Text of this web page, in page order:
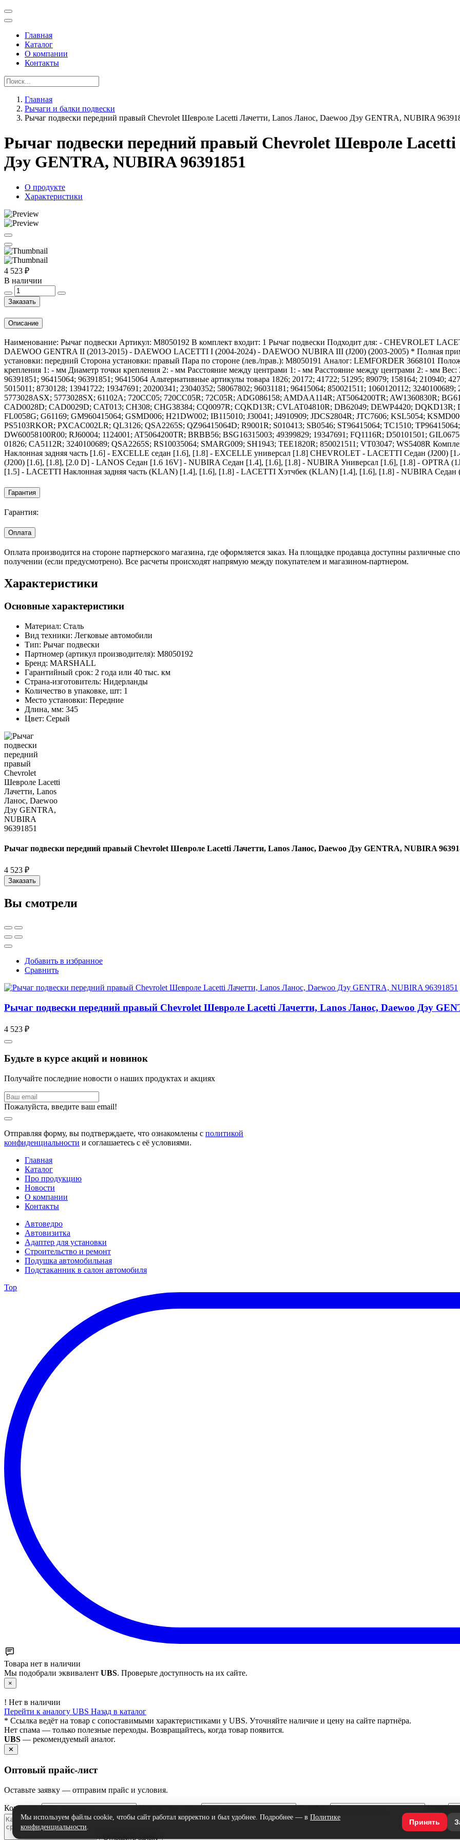
Главная
Каталог
О компании
Контакты
Главная
Рычаги и балки подвески
Рычаг подвески передний правый Chevrolet Шевроле Lacetti Лачетти, Lanos Ланос, Daewoo Дэу GENTRA, NUBIRA
Рычаг подвески передний правый Chevrolet Шевроле Lacetti
Дэу GENTRA, NUBIRA 96391851
О продукте
Характеристики
4 523 ₽
В наличии
Заказать
Описание
Наименование: Рычаг подвески Артикул: M8050192 В комплект входит: 1 Рычаг подвески Подходит для: - CHEVROLET
DAEWOO GENTRA II (2013-2015) - DAEWOO LACETTI I (2004-2024) - DAEWOO NUBIRA III (J200) (2003-2005) * Полная
установки: передний Сторона установки: правый Пара по стороне (лев./прав.): M8050191 Аналог: LEMFORDER 3668101
крепления 1: - мм Диаметр точки крепления 2: - мм Расстояние между центрами 1: - мм Расстояние между центрами 2: - мм
96391851; 96415064; 96391851; 96415064 Альтернативные артикулы товара 1826; 20172; 41722; 51295; 89079; 158164; 210940;
5015011; 8730128; 13941722; 19347691; 20200341; 23040352; 58067802; 96031181; 96415064; 850021511; 1060120112;
5773028ASX; 5773028SX; 61102A; 720CC05; 720CC05R; 72C05R; ADG086158; AMDAA114R; AT5064200TR; AW1360830R;
CAD0028D; CAD0029D; CAT013; CH308; CHG38384; CQ0097R; CQKD13R; CVLAT04810R; DB62049; DEWP4420; DQKD13R;
FL0058G; G61169; GM960415064; GSMD006; H21DW002; IB115010; J30041; J4910909; JDCS2804R; JTC7606; KSL5054;
PS5103RKOR; PXCAC002LR; QL3126; QSA2265S; QZ96415064D; R9001R; S010413; SB0546; ST96415064; TC1510;
DW60058100R00; RJ60004; 1124001; AT5064200TR; BRBB56; BSG16315003; 49399829; 19347691; FQ1116R; D50101501;
01826; CA5112R; 3240100689; QSA2265S; RS10035064; SMARG009; SH1943; TEE1820R; 850021511; VT03047; WS5408R
Наклонная задняя часть [1.6] - EXCELLE седан [1.6], [1.8] - EXCELLE универсал [1.8] CHEVROLET - LACETTI Седан (J200)
(J200) [1.6], [1.8], [2.0 D] - LANOS Седан [1.6 16V] - NUBIRA Седан [1.4], [1.6], [1.8] - NUBIRA Универсал [1.6], [1.8] - OPTRA
[1.5] - LACETTI Наклонная задняя часть (KLAN) [1.4], [1.6], [1.8] - LACETTI Хэтчбек (KLAN) [1.4], [1.6], [1.8] - NUBIRA Седан
Гарантия
Гарантия:
Оплата
Оплата производится на стороне партнерского магазина, где оформляется заказ. На площадке продавца доступны различные
получении (если предусмотрено). Все расчеты происходят напрямую между покупателем и магазином-партнером.
Характеристики
Основные характеристики
Материал: Сталь
Вид техники: Легковые автомобили
Тип: Рычаг подвески
Партномер (артикул производителя): M8050192
Бренд: MARSHALL
Гарантийный срок: 2 года или 40 тыс. км
Страна-изготовитель: Нидерланды
Количество в упаковке, шт: 1
Место установки: Передние
Длина, мм: 345
Цвет: Серый
Рычаг подвески передний правый Chevrolet Шевроле Lacetti Лачетти, Lanos Ланос, Daewoo Дэу GENTRA, NUBIRA
4 523 ₽
Заказать
Вы смотрели
Добавить в избранное
Сравнить
Рычаг подвески передний правый Chevrolet Шевроле Lacetti Лачетти, Lanos Ланос, Daewoo Дэу
4 523 ₽
Будьте в курсе акций и новинок
Получайте последние новости о наших продуктах и акциях
Пожалуйста, введите ваш email!
Отправляя форму, вы подтверждаете, что ознакомлены с политикой
конфиденциальности и соглашаетесь с её условиями.
Главная
Каталог
Про продукцию
Новости
О компании
Контакты
Автоведро
Автовизитка
Адаптер для установки
Строительство и ремонт
Подушка автомобильная
Подстаканник в салон автомобиля
Top
Товара нет в наличии
Мы подобрали эквивалент UBS. Проверьте доступность на их сайте.
×
! Нет в наличии
Перейти к аналогу UBS Назад в каталог
* Ссылка ведёт на товар с сопоставимыми характеристиками у UBS. Уточняйте наличие и цену на сайте партнёра.
Нет спама — только полезные переходы. Возвращайтесь, когда товар появится.
UBS — рекомендуемый аналог.
Мы используем файлы cookie, чтобы сайт работал корректно и был удобнее. Подробнее — в Политике
конфиденциальности.
Принять
✕
Оптовый прайс‑лист
Оставьте заявку — отправим прайс и условия.
Компания Контактное лицо Телефон Email
Отправить заявку